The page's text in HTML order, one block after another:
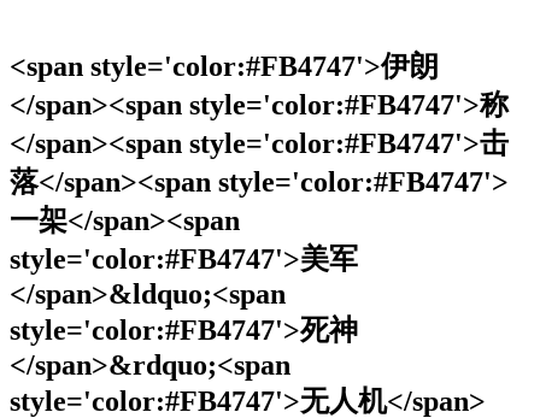
<span style='color:#FB4747'>伊朗
</span><span style='color:#FB4747'>称
</span><span style='color:#FB4747'>击
落</span><span style='color:#FB4747'>
一架</span><span
style='color:#FB4747'>美军
</span>&ldquo;<span
style='color:#FB4747'>死神
</span>&rdquo;<span
style='color:#FB4747'>无人机</span>